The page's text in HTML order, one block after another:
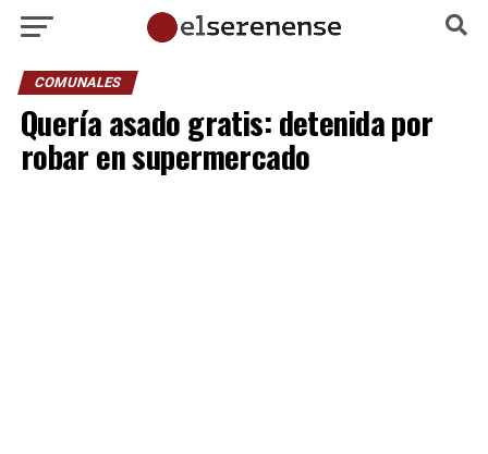
COMUNALES
Quería asado gratis: detenida por
robar en supermercado